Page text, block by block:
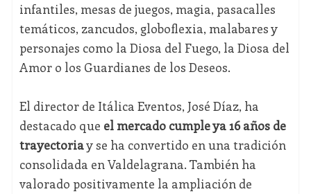
infantiles, mesas de juegos, magia, pasacalles
temáticos, zancudos, globoflexia, malabares y
personajes como la Diosa del Fuego, la Diosa del
Amor o los Guardianes de los Deseos.
El director de Itálica Eventos, José Díaz, ha
destacado que el mercado cumple ya 16 años de
trayectoriay se ha convertido en una tradición
consolidada en Valdelagrana. También ha
valorado positivamente la ampliación de